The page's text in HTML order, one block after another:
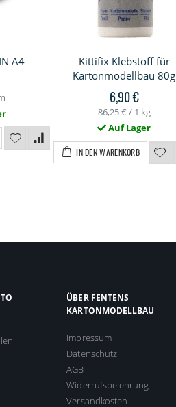
A4
Kittifix Klebstoff für
Kartonmodellbau 80g
6,90 €
86,25 € / 1 kg
Auf Lager
IN DEN WARENKORB
ÜBER FENTENS
KARTONMODELLBAU
Impressum
Datenschutz
AGB
Widerrufsbelehrung
Versandkosten